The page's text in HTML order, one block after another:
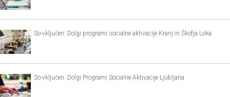
So-vključen: Dolgi programi socialne aktivacije Kranj in Škofja Loka
So-vključen: Dolgi Programi Socialne Aktivacije Ljubljana